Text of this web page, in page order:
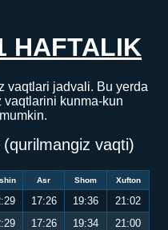
HAFTALIK
vaqtlari jadvali. Bu yerda
vaqtlarini kunma-kun
(qurilmangiz vaqti)
Asr Shom Xufton
17:26 19:36
21:02
17:26 19:34
21:00